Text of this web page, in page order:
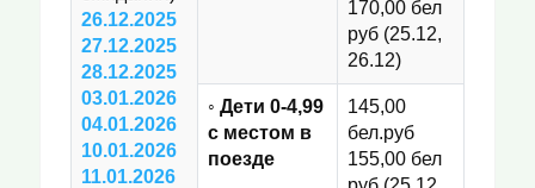
26.12.2025
27.12.2025
28.12.2025
03.01.2026
04.01.2026
10.01.2026
11.01.2026
170,00 бел
руб (25.12,
26.12)
◦ Дети 0-4,99
с местом в
поезде
145,00
бел.руб
155,00 бел